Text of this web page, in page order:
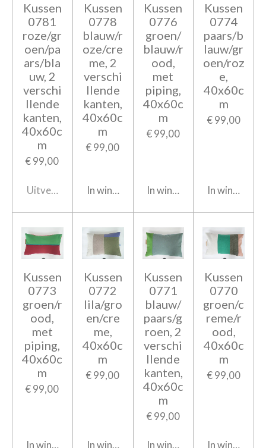
Kussen
0781
roze/gr
oen/pa
ars/bla
uw, 2
verschi
llende
kanten,
40x60c
m
€ 99,00
Uitverkocht
Kussen
0778
blauw/r
oze/cre
me, 2
verschi
llende
kanten,
40x60c
m
€ 99,00
In winkelwagen
Kussen
0776
groen/
blauw/r
ood,
met
piping,
40x60c
m
€ 99,00
In winkelwagen
Kussen
0774
paars/b
lauw/gr
oen/roz
e,
40x60c
m
€ 99,00
In
Kussen
0773
groen/r
ood,
met
piping,
40x60c
m
€ 99,00
In winkelwagen
Kussen
0772
lila/gro
en/cre
me,
40x60c
m
€ 99,00
In winkelwagen
Kussen
0771
blauw/
paars/g
roen, 2
verschi
llende
kanten,
40x60c
m
€ 99,00
In winkelwagen
Kussen
0770
groen/c
reme/r
ood,
40x60c
m
€ 99,00
In